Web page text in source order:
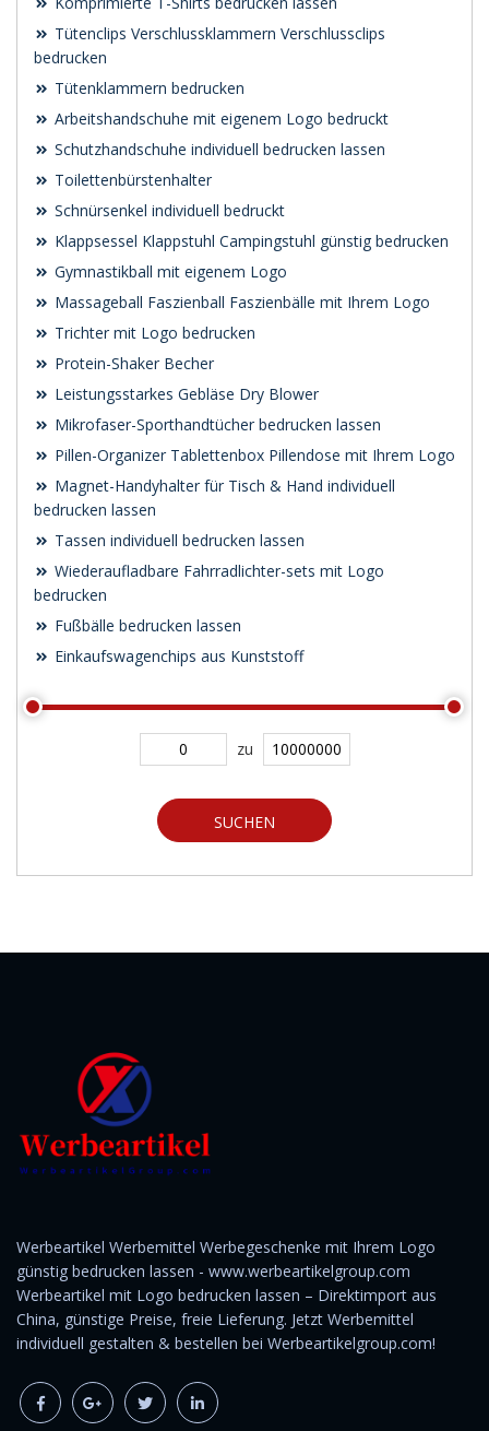
Tütenclips Verschlussklammern Verschlussclips
bedrucken
Tütenklammern bedrucken
Arbeitshandschuhe mit eigenem Logo bedruckt
Schutzhandschuhe individuell bedrucken lassen
Toilettenbürstenhalter
Schnürsenkel individuell bedruckt
Klappsessel Klappstuhl Campingstuhl günstig bedrucken
Gymnastikball mit eigenem Logo
Massageball Faszienball Faszienbälle mit Ihrem Logo
Trichter mit Logo bedrucken
Protein-Shaker Becher
Leistungsstarkes Gebläse Dry Blower
Mikrofaser-Sporthandtücher bedrucken lassen
Pillen-Organizer Tablettenbox Pillendose mit Ihrem Logo
Magnet-Handyhalter für Tisch & Hand individuell
bedrucken lassen
Tassen individuell bedrucken lassen
Wiederaufladbare Fahrradlichter-sets mit Logo
bedrucken
Fußbälle bedrucken lassen
Einkaufswagenchips aus Kunststoff
zu
SUCHEN
Werbeartikel Werbemittel Werbegeschenke mit Ihrem Logo
günstig bedrucken lassen - www.werbeartikelgroup.com
Werbeartikel mit Logo bedrucken lassen – Direktimport aus
China, günstige Preise, freie Lieferung. Jetzt Werbemittel
individuell gestalten & bestellen bei Werbeartikelgroup.com!